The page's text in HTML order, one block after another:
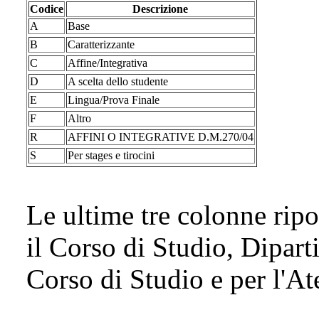
Codice
Descrizione
A
Base
B
Caratterizzante
C
Affine/Integrativa
D
A scelta dello studente
E
Lingua/Prova Finale
F
Altro
R
AFFINI O INTEGRATIVE D.M.270/04
S
Per stages e tirocini
Le ultime tre colonne
il Corso di Studio,
Corso di Studio e per